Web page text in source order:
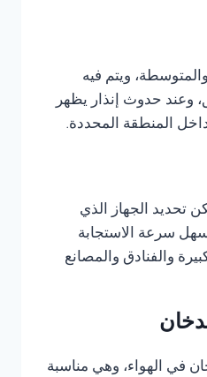
ويتم فيه
وعند حدوث إنذار يظهر
المنطقة المحددة.
تحديد الجهاز الذي
سرعة الاستجابة
والفنادق والمصانع
في الهواء، وهي مناسبة